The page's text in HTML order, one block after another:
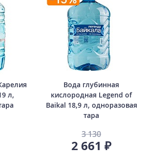
л,
Вода глубинная
кислородная Legend of
Baikal 18,9 л, одноразовая
тара
3 130
2 661 ₽